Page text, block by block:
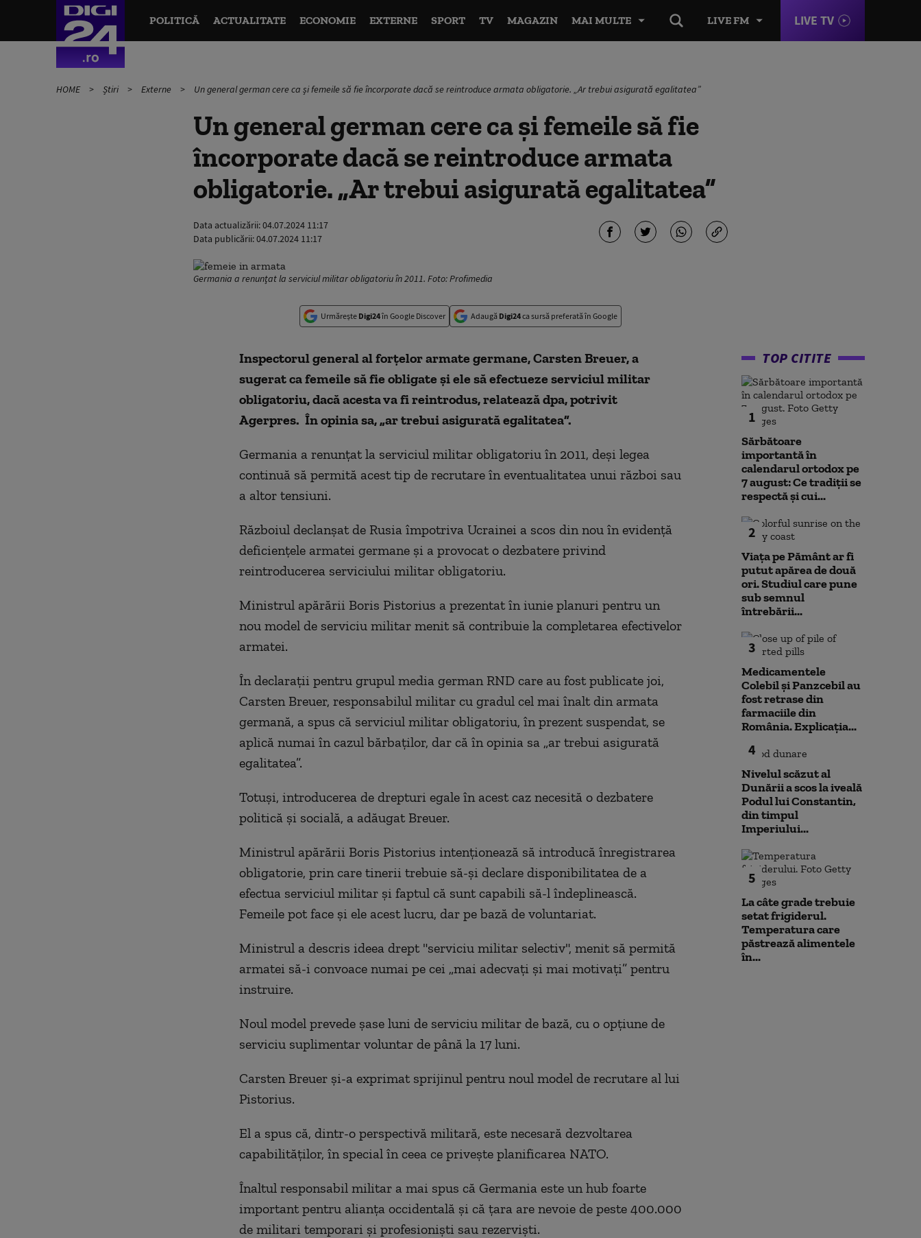
LIVE FM LIVE TV
POLITICĂ ACTUALITATE ECONOMIE EXTERNE SPORT TV MAGAZIN MAI MULTE
HOME Știri Externe Un general german cere ca și femeile să fie încorporate dacă se reintroduce armata obligatorie. „Ar trebui asigurată egalitatea”
Un general german cere ca și femeile să fie
încorporate dacă se reintroduce armata
obligatorie. „Ar trebui asigurată egalitatea”
Data actualizării:04.07.2024 11:17
Data publicării:04.07.2024 11:17
Germania a renunţat la serviciul militar obligatoriu în 2011. Foto: Profimedia
Urmărește Digi24în Google Discover Adaugă Digi24ca sursă preferată în Google
Inspectorul general al forţelor armate germane, Carsten Breuer, a
sugerat ca femeile să fie obligate şi ele să efectueze serviciul militar
obligatoriu, dacă acesta va fi reintrodus, relatează dpa, potrivit
Agerpres. În opinia sa, „ar trebui asigurată egalitatea”.
Germania a renunţat la serviciul militar obligatoriu în 2011, deşi legea
continuă să permită acest tip de recrutare în eventualitatea unui război sau
a altor tensiuni.
Războiul declanşat de Rusia împotriva Ucrainei a scos din nou în evidenţă
deficienţele armatei germane şi a provocat o dezbatere privind
reintroducerea serviciului militar obligatoriu.
Ministrul apărării Boris Pistorius a prezentat în iunie planuri pentru un
nou model de serviciu militar menit să contribuie la completarea efectivelor
armatei.
În declaraţii pentru grupul media german RND care au fost publicate joi,
Carsten Breuer, responsabilul militar cu gradul cel mai înalt din armata
germană, a spus că serviciul militar obligatoriu, în prezent suspendat, se
aplică numai în cazul bărbaţilor, dar că în opinia sa „ar trebui asigurată
egalitatea”.
Totuşi, introducerea de drepturi egale în acest caz necesită o dezbatere
politică şi socială, a adăugat Breuer.
Ministrul apărării Boris Pistorius intenţionează să introducă înregistrarea
obligatorie, prin care tinerii trebuie să-şi declare disponibilitatea de a
efectua serviciul militar şi faptul că sunt capabili să-l îndeplinească.
Femeile pot face şi ele acest lucru, dar pe bază de voluntariat.
Ministrul a descris ideea drept "serviciu militar selectiv", menit să permită
armatei să-i convoace numai pe cei „mai adecvaţi şi mai motivaţi” pentru
instruire.
Noul model prevede şase luni de serviciu militar de bază, cu o opţiune de
serviciu suplimentar voluntar de până la 17 luni.
Carsten Breuer şi-a exprimat sprijinul pentru noul model de recrutare al lui
Pistorius.
El a spus că, dintr-o perspectivă militară, este necesară dezvoltarea
capabilităţilor, în special în ceea ce priveşte planificarea NATO.
Înaltul responsabil militar a mai spus că Germania este un hub foarte
important pentru alianţa occidentală şi că ţara are nevoie de peste 400.000
de militari temporari şi profesionişti sau rezervişti.
TOP CITITE
1
Sărbătoare
importantă în
calendarul ortodox pe
7 august: Ce tradiții se
respectă și cui...
2
Viața pe Pământ ar fi
putut apărea de două
ori. Studiul care pune
sub semnul
întrebării...
3
Medicamentele
Colebil și Panzcebil au
fost retrase din
farmaciile din
România. Explicația...
4
Nivelul scăzut al
Dunării a scos la iveală
Podul lui Constantin,
din timpul
Imperiului...
5
La câte grade trebuie
setat frigiderul.
Temperatura care
păstrează alimentele
în...